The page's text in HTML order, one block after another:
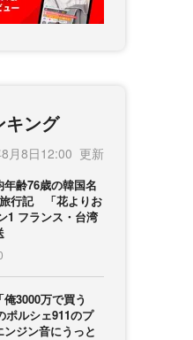
キング
月8日12:00
齢76歳の韓国名
行記 「花よりお
1 フランス・台湾
3000万で買う
ポルシェ911のプ
ジン音にうっと